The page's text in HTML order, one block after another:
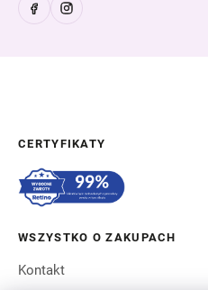
CERTYFIKATY
WSZYSTKO O ZAKUPACH
Kontakt